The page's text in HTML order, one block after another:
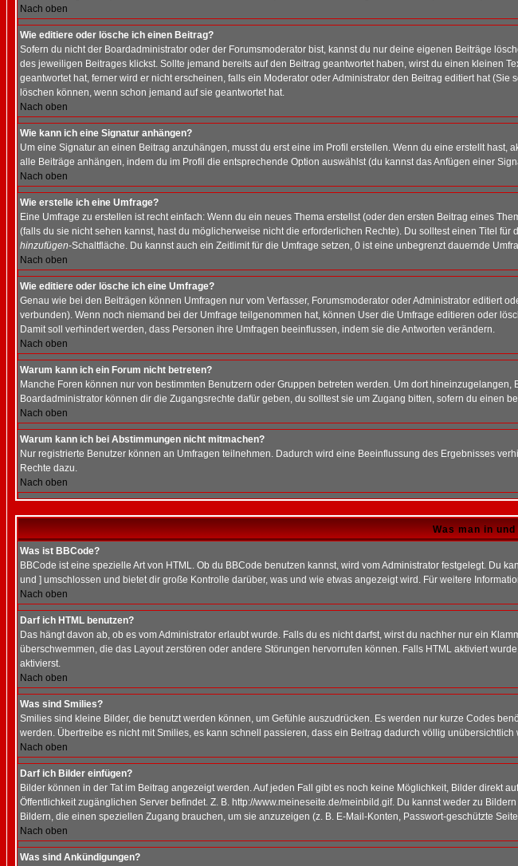
Nach oben
Wie editiere oder lösche ich einen Beitrag?
Sofern du nicht der Boardadministrator oder der Forumsmoderator bist, kannst du nur deine eigenen Beiträge
des jeweiligen Beitrages klickst. Sollte jemand bereits auf den Beitrag geantwortet haben, wirst du einen kleinen
geantwortet hat, ferner wird er nicht erscheinen, falls ein Moderator oder Administrator den Beitrag editiert hat
löschen können, wenn schon jemand auf sie geantwortet hat.
Nach oben
Wie kann ich eine Signatur anhängen?
Um eine Signatur an einen Beitrag anzuhängen, musst du erst eine im Profil erstellen. Wenn du eine erstellt hast,
alle Beiträge anhängen, indem du im Profil die entsprechende Option auswählst (du kannst das Anfügen einer
Nach oben
Wie erstelle ich eine Umfrage?
Eine Umfrage zu erstellen ist recht einfach: Wenn du ein neues Thema erstellst (oder den ersten Beitrag eines
(falls du sie nicht sehen kannst, hast du möglicherweise nicht die erforderlichen Rechte). Du solltest einen Titel
hinzufügen-Schaltfläche. Du kannst auch ein Zeitlimit für die Umfrage setzen, 0 ist eine unbegrenzt dauernde
Nach oben
Wie editiere oder lösche ich eine Umfrage?
Genau wie bei den Beiträgen können Umfragen nur vom Verfasser, Forumsmoderator oder Administrator editiert
verbunden). Wenn noch niemand bei der Umfrage teilgenommen hat, können User die Umfrage editieren oder
Damit soll verhindert werden, dass Personen ihre Umfragen beeinflussen, indem sie die Antworten verändern.
Nach oben
Warum kann ich ein Forum nicht betreten?
Manche Foren können nur von bestimmten Benutzern oder Gruppen betreten werden. Um dort
Boardadministrator können dir die Zugangsrechte dafür geben, du solltest sie um Zugang bitten, sofern du einen
Nach oben
Warum kann ich bei Abstimmungen nicht mitmachen?
Nur registrierte Benutzer können an Umfragen teilnehmen. Dadurch wird eine Beeinflussung des Ergebnisses
Rechte dazu.
Nach oben
Was man in
Was ist BBCode?
BBCode ist eine spezielle Art von HTML. Ob du BBCode benutzen kannst, wird vom Administrator festgelegt. Du
und ] umschlossen und bietet dir große Kontrolle darüber, was und wie etwas angezeigt wird. Für weitere
Nach oben
Darf ich HTML benutzen?
Das hängt davon ab, ob es vom Administrator erlaubt wurde. Falls du es nicht darfst, wirst du nachher nur ein
überschwemmen, die das Layout zerstören oder andere Störungen hervorrufen können. Falls HTML aktiviert
aktivierst.
Nach oben
Was sind Smilies?
Smilies sind kleine Bilder, die benutzt werden können, um Gefühle auszudrücken. Es werden nur kurze Codes
werden. Übertreibe es nicht mit Smilies, es kann schnell passieren, dass ein Beitrag dadurch völlig
Nach oben
Darf ich Bilder einfügen?
Bilder können in der Tat im Beitrag angezeigt werden. Auf jeden Fall gibt es noch keine Möglichkeit, Bilder direkt
Öffentlichkeit zugänglichen Server befindet. Z. B. http://www.meineseite.de/meinbild.gif. Du kannst weder zu
Bildern, die einen speziellen Zugang brauchen, um sie anzuzeigen (z. B. E-Mail-Konten, Passwort-geschützte
Nach oben
Was sind Ankündigungen?